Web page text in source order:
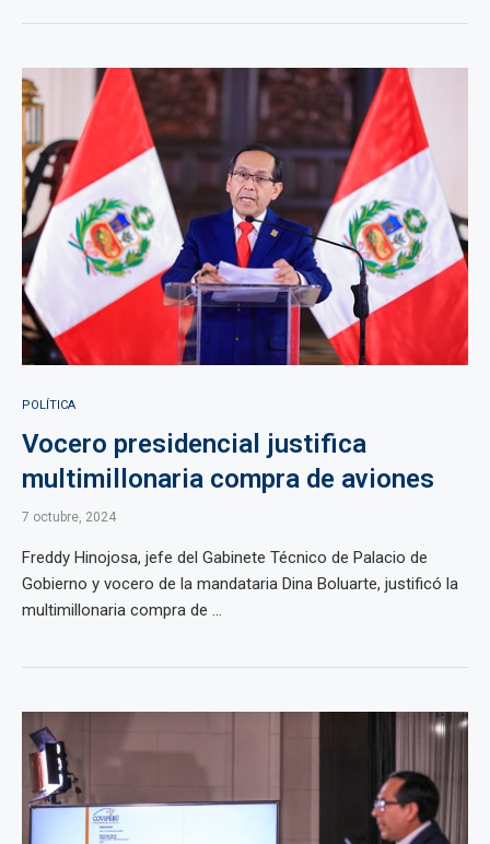
POLÍTICA
Vocero presidencial justifica
multimillonaria compra de aviones
7 octubre, 2024
Freddy Hinojosa, jefe del Gabinete Técnico de Palacio de
Gobierno y vocero de la mandataria Dina Boluarte, justificó la
multimillonaria compra de ...